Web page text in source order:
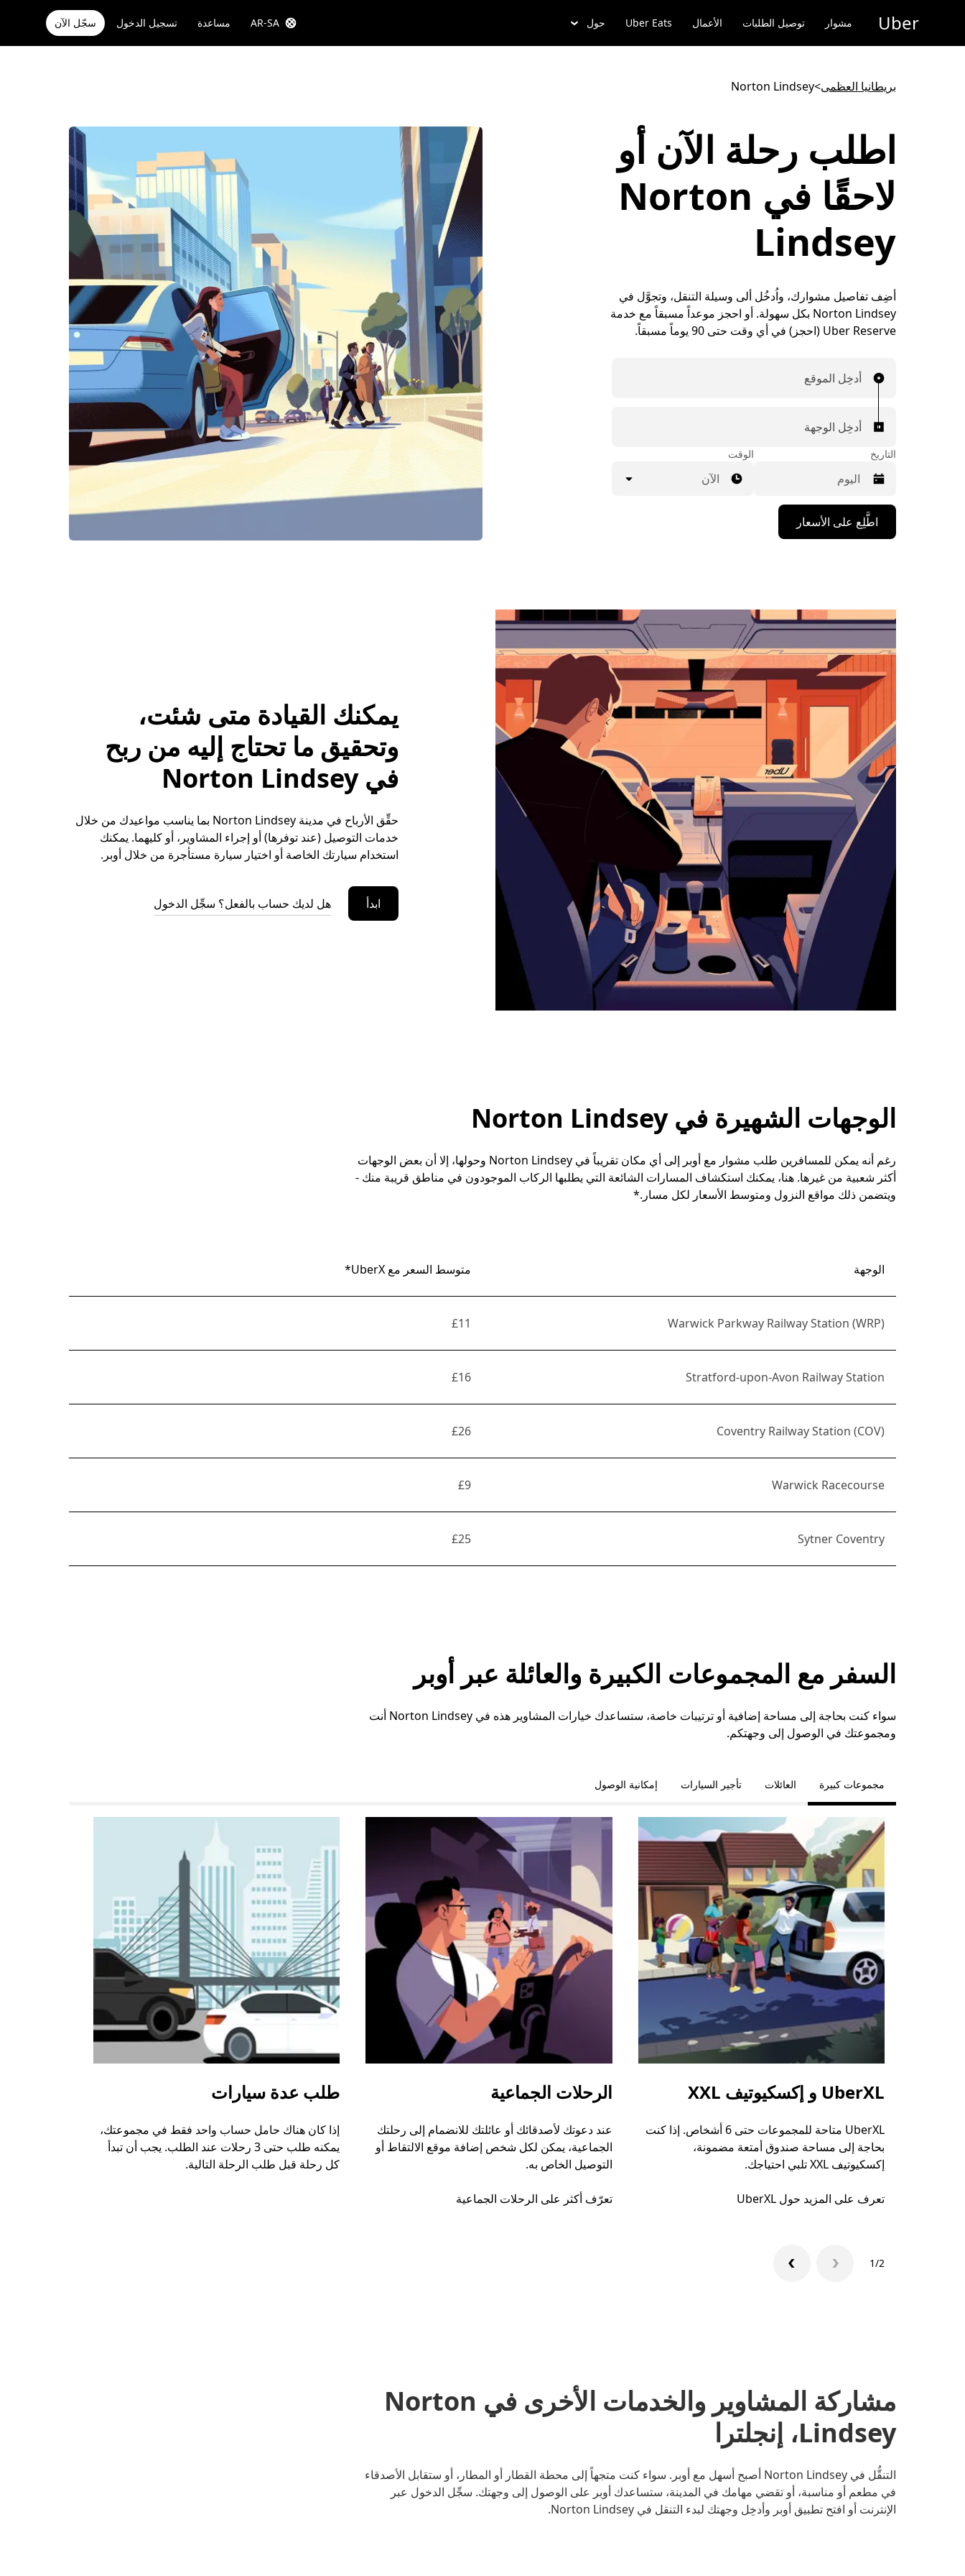
المحتوى
Uber مشوار توصيل الطلبات الأعمال Uber Eats حول AR-SA مساعدة تسجيل الدخول سجّل الآن
بريطانيا العظمى>
Norton Lindsey
اطلب رحلة الآن أو
لاحقًا في Norton
Lindsey
أضِف تفاصيل مشوارك، واُدخُل ألى وسيلة التنقل، وتجوَّل في
Norton Lindsey بكل سهولة. أو احجز موعداً مسبقاً مع خدمة
Uber Reserve (احجز) في أي وقت حتى 90 يوماً مسبقاً.
أدخِل الموقع
أدخِل الوجهة
التاريخ
اضغط
على
مفتاح
التقويم
واختيار
اضغط
زر
الخروج
التقويم.
الوقت
الآن
اطَّلِع على الأسعار
يمكنك القيادة متى شئت،
وتحقيق ما تحتاج إليه من ربح
في Norton Lindsey
حقِّق الأرباح في مدينة Norton Lindsey بما يناسب مواعيدك من خلال
خدمات التوصيل (عند توفرها) أو إجراء المشاوير، أو كليهما. يمكنك
استخدام سيارتك الخاصة أو اختيار سيارة مستأجرة من خلال أوبر.
ابدأ هل لديك حساب بالفعل؟ سجِّل الدخول
الوجهات الشهيرة في Norton Lindsey
رغم أنه يمكن للمسافرين طلب مشوار مع أوبر إلى أي مكان تقريباً في Norton Lindsey وحولها، إلا أن بعض الوجهات
أكثر شعبية من غيرها. هنا، يمكنك استكشاف المسارات الشائعة التي يطلبها الركاب الموجودون في مناطق قريبة منك -
ويتضمن ذلك مواقع النزول ومتوسط الأسعار لكل مسار.*
الوجهة متوسط السعر مع UberX*
Warwick Parkway Railway Station (WRP)
£11
Stratford-upon-Avon Railway Station
£16
Coventry Railway Station (COV)
£26
Warwick Racecourse
£9
Sytner Coventry
£25
السفر مع المجموعات الكبيرة والعائلة عبر أوبر
سواء كنت بحاجة إلى مساحة إضافية أو ترتيبات خاصة، ستساعدك خيارات المشاوير هذه في Norton Lindsey أنت
ومجموعتك في الوصول إلى وجهتكم.
مجموعات كبيرة العائلات تأجير السيارات إمكانية الوصول
UberXL و إكسكيوتيف XXL
UberXL متاحة للمجموعات حتى 6 أشخاص. إذا كنت
بحاجة إلى مساحة صندوق أمتعة مضمونة،
إكسكيوتيف XXL تلبي احتياجك.
تعرف على المزيد حول UberXL
الرحلات الجماعية
عند دعوتك لأصدقائك أو عائلتك للانضمام إلى رحلتك
الجماعية، يمكن لكل شخص إضافة موقع الالتقاط أو
التوصيل الخاص به.
تعرّف أكثر على الرحلات الجماعية
طلب عدة سيارات
إذا كان هناك حامل حساب واحد فقط في مجموعتك،
يمكنه طلب حتى 3 رحلات عند الطلب. يجب أن تبدأ
كل رحلة قبل طلب الرحلة التالية.
1/2
مشاركة المشاوير والخدمات الأخرى في Norton
Lindsey، إنجلترا
التنقُّل في Norton Lindsey أصبح أسهل مع أوبر. سواء كنت متجهاً إلى محطة القطار أو المطار، أو ستقابل الأصدقاء
في مطعم أو مناسبة، أو تقضي مهامك في المدينة، ستساعدك أوبر على الوصول إلى وجهتك. سجِّل الدخول عبر
الإنترنت أو افتح تطبيق أوبر وأدخِل وجهتك لبدء التنقل في Norton Lindsey.